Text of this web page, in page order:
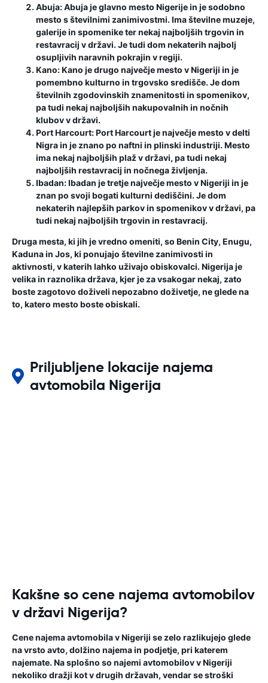
Abuja:Abuja je glavno mesto Nigerije in je sodobno
mesto s številnimi zanimivostmi. Ima številne muzeje,
galerije in spomenike ter nekaj najboljših trgovin in
restavracij v državi. Je tudi dom nekaterih najbolj
osupljivih naravnih pokrajin v regiji.
Kano:Kano je drugo največje mesto v Nigeriji in je
pomembno kulturno in trgovsko središče. Je dom
številnih zgodovinskih znamenitosti in spomenikov,
pa tudi nekaj najboljših nakupovalnih in nočnih
klubov v državi.
Port Harcourt:Port Harcourt je največje mesto v delti
Nigra in je znano po naftni in plinski industriji. Mesto
ima nekaj najboljših plaž v državi, pa tudi nekaj
najboljših restavracij in nočnega življenja.
Ibadan:Ibadan je tretje največje mesto v Nigeriji in je
znan po svoji bogati kulturni dediščini. Je dom
nekaterih najlepših parkov in spomenikov v državi, pa
tudi nekaj najboljših trgovin in restavracij.
Druga mesta, ki jih je vredno omeniti, so Benin City, Enugu,
Kaduna in Jos, ki ponujajo številne zanimivosti in
aktivnosti, v katerih lahko uživajo obiskovalci. Nigerija je
velika in raznolika država, kjer je za vsakogar nekaj, zato
boste zagotovo doživeli nepozabno doživetje, ne glede na
to, katero mesto boste obiskali.
Priljubljene lokacije najema
avtomobila Nigerija
Kakšne so cene najema avtomobilov
v državi Nigerija?
Cene najema avtomobila v Nigeriji se zelo razlikujejo glede
na vrsto avto, dolžino najema in podjetje, pri katerem
najemate. Na splošno so najemi avtomobilov v Nigeriji
nekoliko dražji kot v drugih državah, vendar se stroški